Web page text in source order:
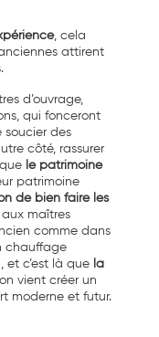
, cela
attirent
d’ouvrage,
qui fonceront
soucier des
côté, rassurer
le patrimoine
patrimoine
de bien faire les
maîtres
comme dans
chauffage
c’est là que la
vient créer un
moderne et futur.